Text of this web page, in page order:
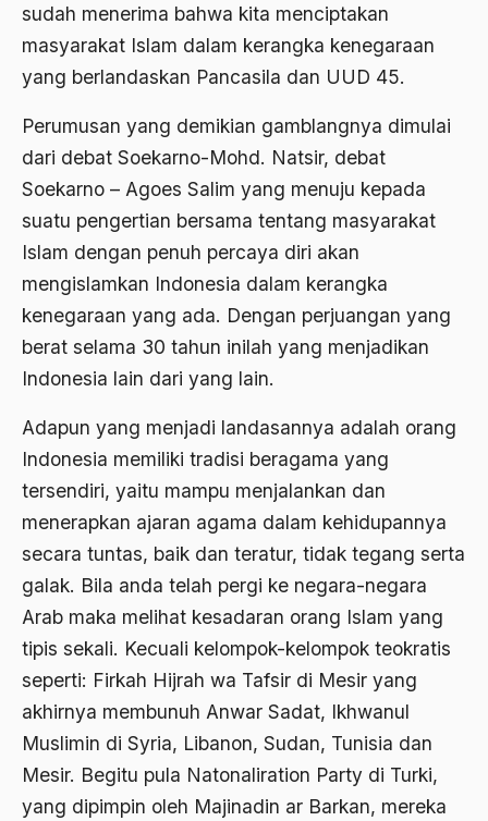
sudah menerima bahwa kita menciptakan
masyarakat Islam dalam kerangka kenegaraan
yang berlandaskan Pancasila dan UUD 45.
Perumusan yang demikian gamblangnya dimulai
dari debat Soekarno-Mohd. Natsir, debat
Soekarno – Agoes Salim yang menuju kepada
suatu pengertian bersama tentang masyarakat
Islam dengan penuh percaya diri akan
mengislamkan Indonesia dalam kerangka
kenegaraan yang ada. Dengan perjuangan yang
berat selama 30 tahun inilah yang menjadikan
Indonesia lain dari yang lain.
Adapun yang menjadi landasannya adalah orang
Indonesia memiliki tradisi beragama yang
tersendiri, yaitu mampu menjalankan dan
menerapkan ajaran agama dalam kehidupannya
secara tuntas, baik dan teratur, tidak tegang serta
galak. Bila anda telah pergi ke negara-negara
Arab maka melihat kesadaran orang Islam yang
tipis sekali. Kecuali kelompok-kelompok teokratis
seperti: Firkah Hijrah wa Tafsir di Mesir yang
akhirnya membunuh Anwar Sadat, Ikhwanul
Muslimin di Syria, Libanon, Sudan, Tunisia dan
Mesir. Begitu pula Natonaliration Party di Turki,
yang dipimpin oleh Majinadin ar Barkan, mereka
Aswad Mahasin
ASWAJA
Atheisme
Aturan Hukum
Australia
Austro Melanesia
Ayat Al-Quran
Ayatullah Zanjani
bacaan mulia
Badan Usaha
Bagus Hadikusumo
Baha'i
Bahasa Indonesia
Bahasa Internasional
Bahasa melayu
Bahasa Nasional
Bahsul Masail